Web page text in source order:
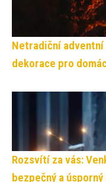
Netradiční adventní
dekorace pro
Rozsvítí za vás:
bezpečný a